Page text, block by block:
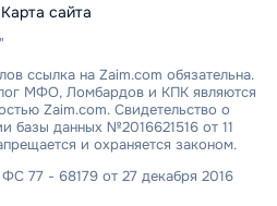
Карта сайта
ссылка на Zaim.com обязательна.
МФО, Ломбардов и КПК являются
Zaim.com. Свидетельство о
базы данных №2016621516 от 11
и охраняется законом.
77 - 68179 от 27 декабря 2016